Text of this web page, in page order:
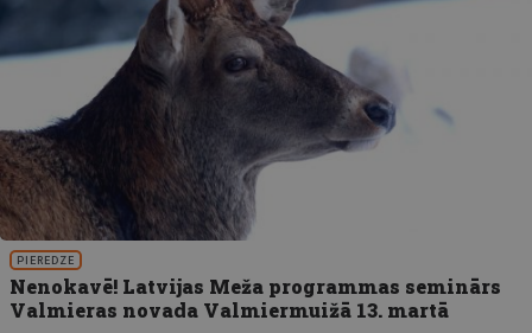
PIEREDZE
Nenokavē! Latvijas Meža programmas seminārs
Valmieras novada Valmiermuižā 13. martā